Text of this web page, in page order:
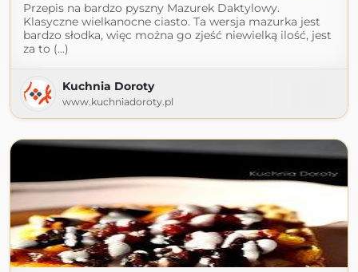
Przepis na bardzo pyszny Mazurek Daktylowy.
Klasyczne wielkanocne ciasto. Ta wersja mazurka jest
bardzo słodka, więc można go zjeść niewielką ilość, jest
za to (...)
Kuchnia Doroty
www.kuchniadoroty.pl